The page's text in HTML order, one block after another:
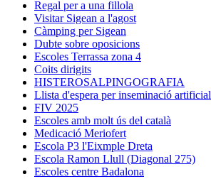
Regal per a una fillola
Visitar Sigean a l'agost
Càmping per Sigean
Dubte sobre oposicions
Escoles Terrassa zona 4
Coits dirigits
HISTEROSALPINGOGRAFIA
Llista d'espera per inseminació artificial
FIV 2025
Escoles amb molt ús del català
Medicació Meriofert
Escola P3 l'Eixmple Dreta
Escola Ramon Llull (Diagonal 275)
Escoles centre Badalona